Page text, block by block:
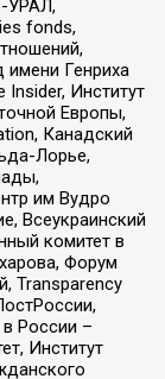
УРАЛ,
fonds,
Генриха
Insider, Институт
Европы,
Канадский
Лорье,
им Вудро
Всеукраинский
комитет в
Форум
Transparеncy
России –
Институт